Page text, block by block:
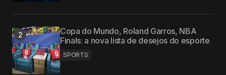
Copa do Mundo, Roland Garros, NBA
Finals: a nova lista de desejos do esporte
SPORTS